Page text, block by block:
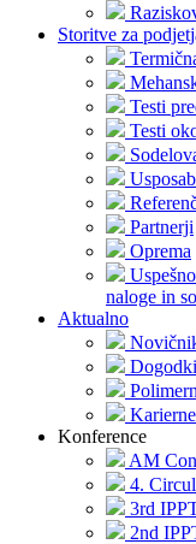
Storitve za
Testi
Testi
Partnerji
Oprema
naloge in
Aktualno
Dogodki
Konference
AM
4.
3rd
2nd